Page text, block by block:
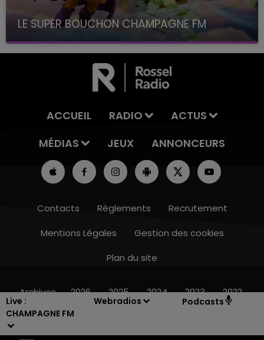
Live :
CHAMPAGNE FM
Webradios Podcasts
LE SUPER BOUCHON CHAMPAGNE FM
avec La Famille Champagne FM, à 8H10
ACCUEIL RADIO
ACTUS
MÉDIAS
JEUX ANNONCEURS
Contacts Règlements
Recrutement
Mentions Légales
Gestion des cookies
Plan du site
Archives 2026 2025 2024 2023 2022